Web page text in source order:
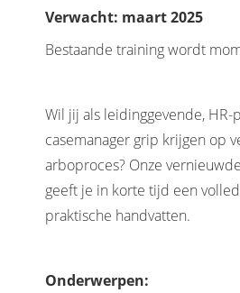
Verwacht: maart2025
Bestaande training wordt
Wil jij als leidinggevende, HR-
casemanager grip krijgen op
arboproces? Onze
geeft je in korte tijd een
praktische handvatten.
Onderwerpen: